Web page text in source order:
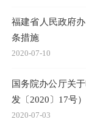
福建省人民政府
条措施
2020-07-10
国务院办公厅关
发〔2020〕17号）
2020-07-03